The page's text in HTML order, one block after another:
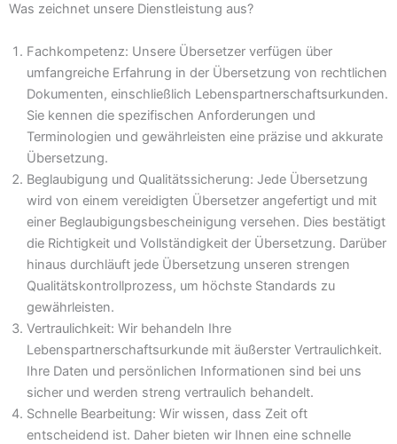
Was zeichnet unsere Dienstleistung aus?
Fachkompetenz: Unsere Übersetzer verfügen über
umfangreiche Erfahrung in der Übersetzung von rechtlichen
Dokumenten, einschließlich Lebenspartnerschaftsurkunden.
Sie kennen die spezifischen Anforderungen und
Terminologien und gewährleisten eine präzise und akkurate
Übersetzung.
Beglaubigung und Qualitätssicherung: Jede Übersetzung
wird von einem vereidigten Übersetzer angefertigt und mit
einer Beglaubigungsbescheinigung versehen. Dies bestätigt
die Richtigkeit und Vollständigkeit der Übersetzung. Darüber
hinaus durchläuft jede Übersetzung unseren strengen
Qualitätskontrollprozess, um höchste Standards zu
gewährleisten.
Vertraulichkeit: Wir behandeln Ihre
Lebenspartnerschaftsurkunde mit äußerster Vertraulichkeit.
Ihre Daten und persönlichen Informationen sind bei uns
sicher und werden streng vertraulich behandelt.
Schnelle Bearbeitung: Wir wissen, dass Zeit oft
entscheidend ist. Daher bieten wir Ihnen eine schnelle